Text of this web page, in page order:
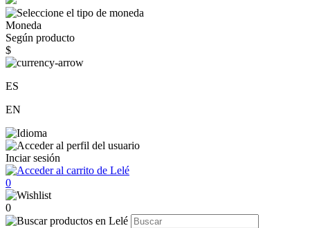
Moneda
Según producto
$
ES
EN
Inciar sesión
0
0